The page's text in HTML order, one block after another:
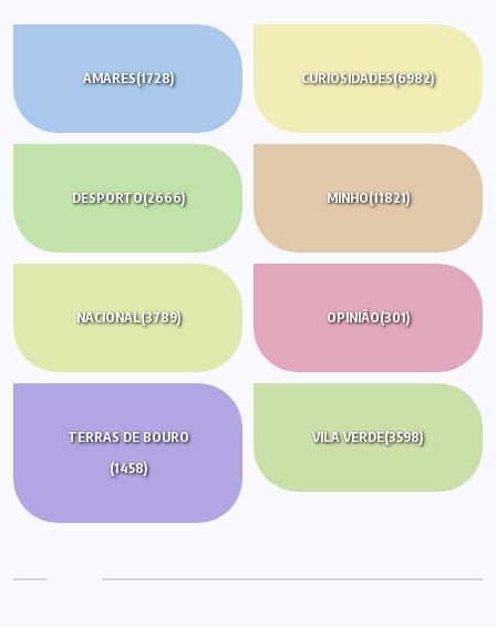
AMARES(1728) CURIOSIDADES(6982)
DESPORTO(2666) MINHO(11821)
NACIONAL(3789) OPINIÃO(301)
TERRAS DE BOURO
(1458)
VILA VERDE(3598)